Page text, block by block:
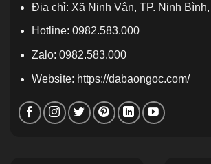
Địa chỉ: Xã Ninh Vân, TP. Ninh
Hotline: 0982.583.000
Zalo: 0982.583.000
Website: https://dabaongoc.com/